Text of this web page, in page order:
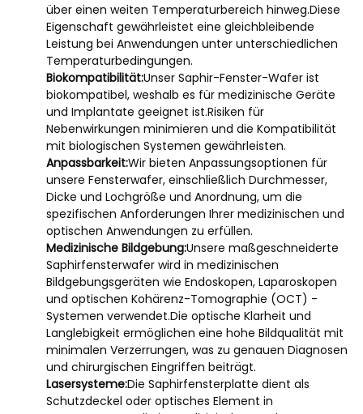
über einen weiten Temperaturbereich hinweg.Diese
Eigenschaft gewährleistet eine gleichbleibende
Leistung bei Anwendungen unter unterschiedlichen
Temperaturbedingungen.
Biokompatibilität:Unser Saphir-Fenster-Wafer ist
biokompatibel, weshalb es für medizinische Geräte
und Implantate geeignet ist.Risiken für
Nebenwirkungen minimieren und die Kompatibilität
mit biologischen Systemen gewährleisten.
Anpassbarkeit:Wir bieten Anpassungsoptionen für
unsere Fensterwafer, einschließlich Durchmesser,
Dicke und Lochgröße und Anordnung, um die
spezifischen Anforderungen Ihrer medizinischen und
optischen Anwendungen zu erfüllen.
Medizinische Bildgebung:Unsere maßgeschneiderte
Saphirfensterwafer wird in medizinischen
Bildgebungsgeräten wie Endoskopen, Laparoskopen
und optischen Kohärenz-Tomographie (OCT) -
Systemen verwendet.Die optische Klarheit und
Langlebigkeit ermöglichen eine hohe Bildqualität mit
minimalen Verzerrungen, was zu genauen Diagnosen
und chirurgischen Eingriffen beiträgt.
Lasersysteme:Die Saphirfensterplatte dient als
Schutzdeckel oder optisches Element in